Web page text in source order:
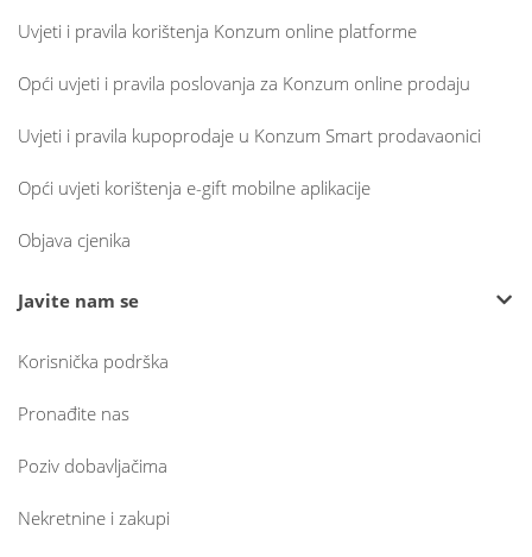
Uvjeti i pravila korištenja Konzum online platforme
Opći uvjeti i pravila poslovanja za Konzum online prodaju
Uvjeti i pravila kupoprodaje u Konzum Smart prodavaonici
Opći uvjeti korištenja e-gift mobilne aplikacije
Objava cjenika
Javite nam se
Korisnička podrška
Pronađite nas
Poziv dobavljačima
Nekretnine i zakupi